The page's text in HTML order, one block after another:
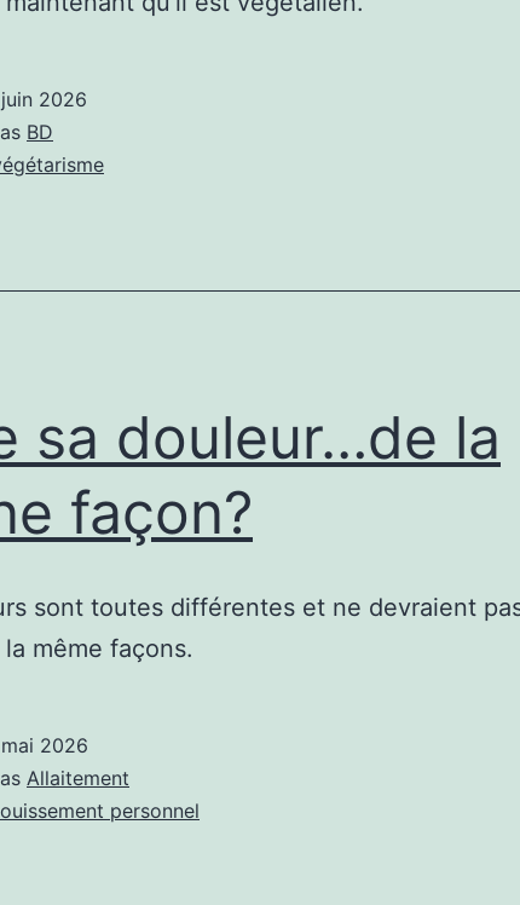
2026
BD
sa douleur…de la
façon?
sont toutes différentes et ne devraient
même façons.
2026
Allaitement
personnel